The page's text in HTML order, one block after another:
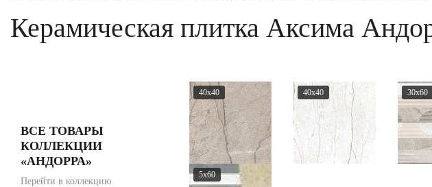
Керамическая плитка Аксима
ВСЕ ТОВАРЫ
КОЛЛЕКЦИИ
«АНДОРРА»
Перейти в коллекцию
40x40 40x40 30x60
5x60